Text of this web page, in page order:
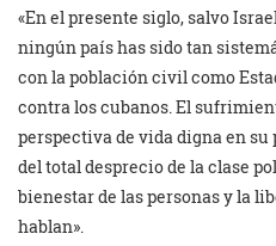
«En el presente siglo, salvo
ningún país has sido tan
con la población civil como
contra los cubanos. El
perspectiva de vida digna en
del total desprecio de la clase
bienestar de las personas y la
hablan».